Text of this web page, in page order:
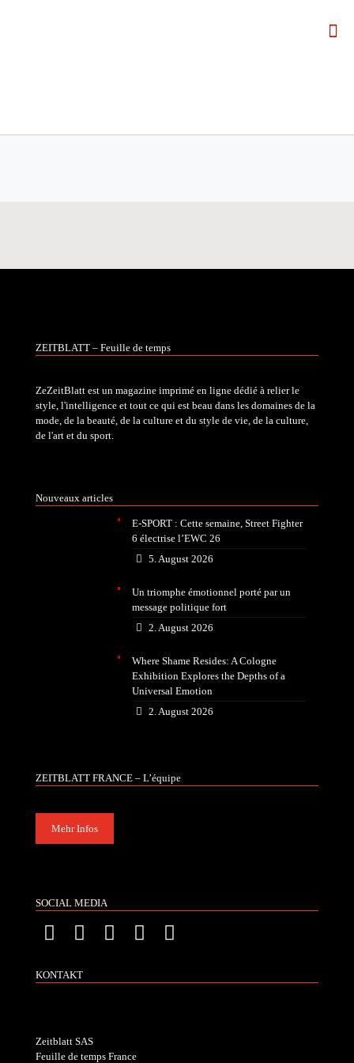
ZEITBLATT – Feuille de temps
ZeZeitBlatt est un magazine imprimé en ligne dédié à relier le
style, l'intelligence et tout ce qui est beau dans les domaines de la
mode, de la beauté, de la culture et du style de vie, de la culture,
de l'art et du sport.
Nouveaux articles
E-SPORT : Cette semaine, Street Fighter
6 électrise l’EWC 26
5. August 2026
Un triomphe émotionnel porté par un
message politique fort
2. August 2026
Where Shame Resides: A Cologne
Exhibition Explores the Depths of a
Universal Emotion
2. August 2026
ZEITBLATT FRANCE – L’équipe
Mehr Infos
SOCIAL MEDIA
KONTAKT
Zeitblatt SAS
Feuille de temps France